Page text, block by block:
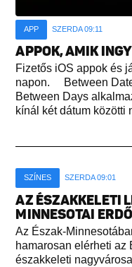
APP SZERDA 09:11
APPOK, AMIK
Fizetős iOS appok és
napon. Between
Between Days
kínál két dátum közötti
SZÍNES SZERDA 09:01
AZ ÉSZAKKELETI
MINNESOTAI
Az Észak-
hamarosan elérheti az
északkeleti